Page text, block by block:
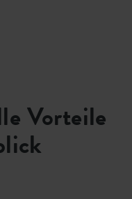
Vorteile